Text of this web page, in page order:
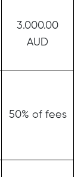
3.000.00
AUD
50% of fees